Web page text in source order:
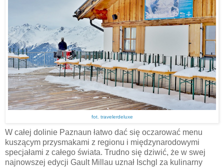
fot. travelerdeluxe
W całej dolinie Paznaun łatwo dać się oczarować menu
kuszącym przysmakami z regionu i międzynarodowymi
specjałami z całego świata. Trudno się dziwić, że w swej
najnowszej edycji Gault Millau uznał Ischgl za kulinarny